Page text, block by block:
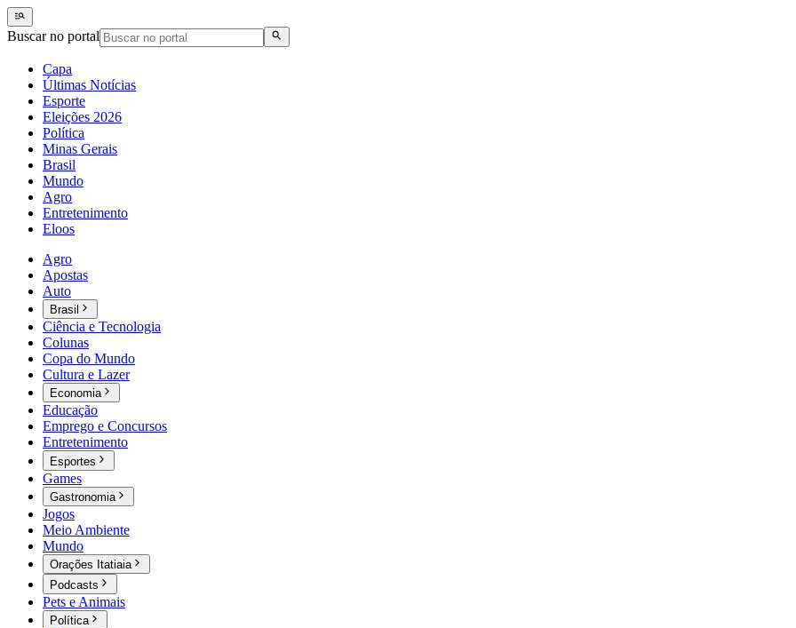
Buscar no portal
Capa
Últimas Notícias
Esporte
Eleições 2026
Política
Minas Gerais
Brasil
Mundo
Agro
Entretenimento
Eloos
Agro
Apostas
Auto
Brasil
Ciência e Tecnologia
Colunas
Copa do Mundo
Cultura e Lazer
Economia
Educação
Emprego e Concursos
Entretenimento
Esportes
Games
Gastronomia
Jogos
Meio Ambiente
Mundo
Orações Itatiaia
Podcasts
Pets e Animais
Política